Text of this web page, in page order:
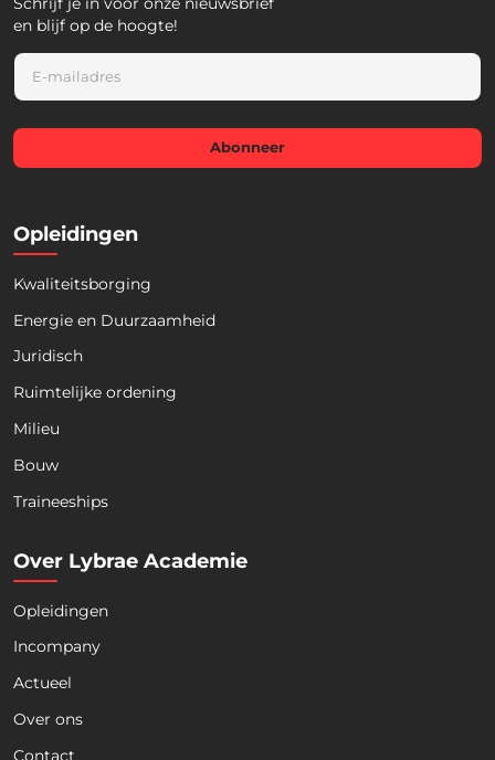
en blijf op de hoogte!
E
a
i
*
Abonneer
Opleidingen
Kwaliteitsborging
Energie en Duurzaamheid
Juridisch
Ruimtelijke ordening
Milieu
Bouw
Traineeships
Over Lybrae Academie
Opleidingen
Incompany
Actueel
Over ons
Contact